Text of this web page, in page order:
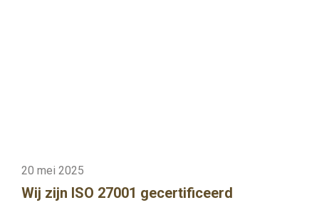
20 mei 2025
Wij zijn ISO 27001 gecertificeerd